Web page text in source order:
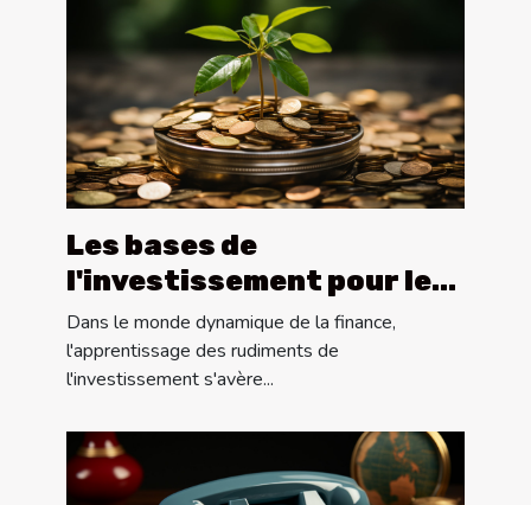
Les bases de
l'investissement pour les
débutants
Dans le monde dynamique de la finance,
l'apprentissage des rudiments de
l'investissement s'avère...